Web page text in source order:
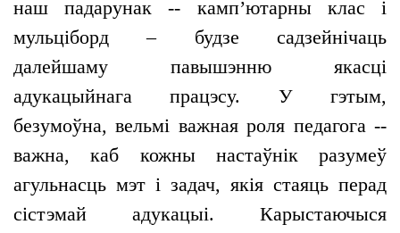
наш падарунак -- камп’ютарны клас і
мульціборд – будзе садзейнічаць
далейшаму павышэнню якасці
адукацыйнага працэсу. У гэтым,
безумоўна, вельмі важная роля педагога --
важна, каб кожны настаўнік разумеў
агульнасць мэт і задач, якія стаяць перад
сістэмай адукацыі. Карыстаючыся